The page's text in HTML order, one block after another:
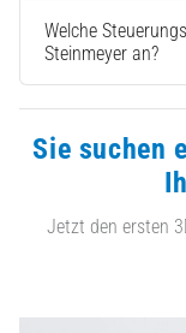
Welche
Steinmeyer an?
Sie suchen
Jetzt den ersten